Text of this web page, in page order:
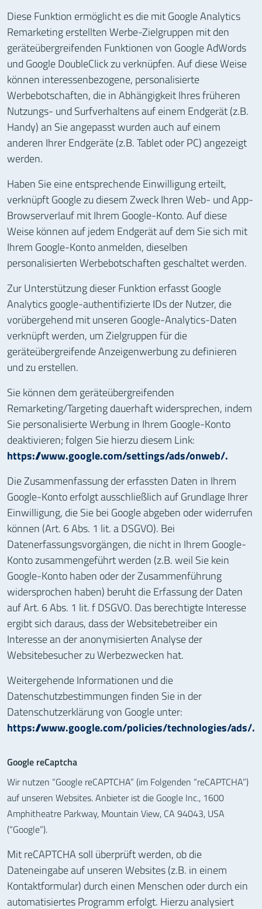
Diese Funktion ermöglicht es die mit Google Analytics
Remarketing erstellten Werbe-Zielgruppen mit den
geräteübergreifenden Funktionen von Google AdWords
und Google DoubleClick zu verknüpfen. Auf diese Weise
können interessenbezogene, personalisierte
Werbebotschaften, die in Abhängigkeit Ihres früheren
Nutzungs- und Surfverhaltens auf einem Endgerät (z.B.
Handy) an Sie angepasst wurden auch auf einem
anderen Ihrer Endgeräte (z.B. Tablet oder PC) angezeigt
werden.
Haben Sie eine entsprechende Einwilligung erteilt,
verknüpft Google zu diesem Zweck Ihren Web- und App-
Browserverlauf mit Ihrem Google-Konto. Auf diese
Weise können auf jedem Endgerät auf dem Sie sich mit
Ihrem Google-Konto anmelden, dieselben
personalisierten Werbebotschaften geschaltet werden.
Zur Unterstützung dieser Funktion erfasst Google
Analytics google-authentifizierte IDs der Nutzer, die
vorübergehend mit unseren Google-Analytics-Daten
verknüpft werden, um Zielgruppen für die
geräteübergreifende Anzeigenwerbung zu definieren
und zu erstellen.
Sie können dem geräteübergreifenden
Remarketing/Targeting dauerhaft widersprechen, indem
Sie personalisierte Werbung in Ihrem Google-Konto
deaktivieren; folgen Sie hierzu diesem Link:
https://www.google.com/settings/ads/onweb/.
Die Zusammenfassung der erfassten Daten in Ihrem
Google-Konto erfolgt ausschließlich auf Grundlage Ihrer
Einwilligung, die Sie bei Google abgeben oder widerrufen
können (Art. 6 Abs. 1 lit. a DSGVO). Bei
Datenerfassungsvorgängen, die nicht in Ihrem Google-
Konto zusammengeführt werden (z.B. weil Sie kein
Google-Konto haben oder der Zusammenführung
widersprochen haben) beruht die Erfassung der Daten
auf Art. 6 Abs. 1 lit. f DSGVO. Das berechtigte Interesse
ergibt sich daraus, dass der Websitebetreiber ein
Interesse an der anonymisierten Analyse der
Websitebesucher zu Werbezwecken hat.
Weitergehende Informationen und die
Datenschutzbestimmungen finden Sie in der
Datenschutzerklärung von Google unter:
https://www.google.com/policies/technologies/ads/.
Google reCaptcha
Wir nutzen “Google reCAPTCHA” (im Folgenden “reCAPTCHA”)
auf unseren Websites. Anbieter ist die Google Inc., 1600
Amphitheatre Parkway, Mountain View, CA 94043, USA
(“Google”).
Mit reCAPTCHA soll überprüft werden, ob die
Dateneingabe auf unseren Websites (z.B. in einem
Kontaktformular) durch einen Menschen oder durch ein
automatisiertes Programm erfolgt. Hierzu analysiert